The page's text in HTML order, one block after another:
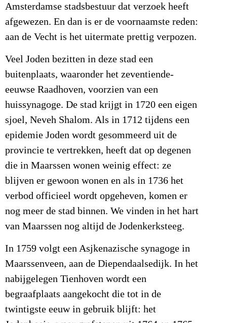
Amsterdamse stadsbestuur dat verzoek heeft
afgewezen. En dan is er de voornaamste reden:
aan de Vecht is het uitermate prettig verpozen.
Veel Joden bezitten in deze stad een
buitenplaats, waaronder het zeventiende-
eeuwse Raadhoven, voorzien van een
huissynagoge. De stad krijgt in 1720 een eigen
sjoel, Neveh Shalom. Als in 1712 tijdens een
epidemie Joden wordt gesommeerd uit de
provincie te vertrekken, heeft dat op degenen
die in Maarssen wonen weinig effect: ze
blijven er gewoon wonen en als in 1736 het
verbod officieel wordt opgeheven, komen er
nog meer de stad binnen. We vinden in het hart
van Maarssen nog altijd de Jodenkerksteeg.
In 1759 volgt een Asjkenazische synagoge in
Maarssenveen, aan de Diependaalsedijk. In het
nabijgelegen Tienhoven wordt een
begraafplaats aangekocht die tot in de
twintigste eeuw in gebruik blijft: het